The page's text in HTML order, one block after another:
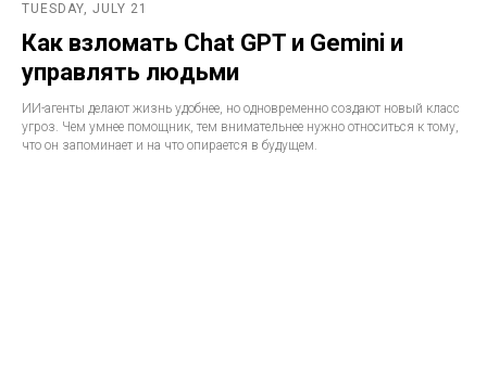
TUESDAY, JULY 21
Как взломать Chat GPT и Gemini и
управлять людьми
ИИ-агенты делают жизнь удобнее, но одновременно создают новый класс
угроз. Чем умнее помощник, тем внимательнее нужно относиться к тому,
что он запоминает и на что опирается в будущем.